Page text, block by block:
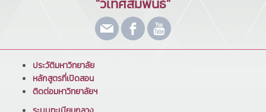
ประวัติมหาวิทยาลัย
หลักสูตรที่เปิดสอน
ติดต่อมหาวิทยาลัยฯ